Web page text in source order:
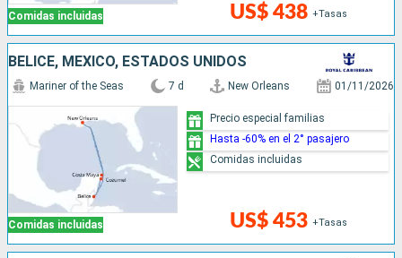
Comidas incluidas US$ 438 +Tasas
BELICE, MÉXICO, ESTADOS UNIDOS
Comidas incluidas
Mariner of the Seas 7 d New Orleans 01/11/2026
US$ 453 +Tasas
Precio especial familias
Hasta -60% en el 2° pasajero
Comidas incluidas